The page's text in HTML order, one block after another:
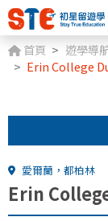
首頁 遊學導
Erin College
愛爾蘭，都柏林
Erin